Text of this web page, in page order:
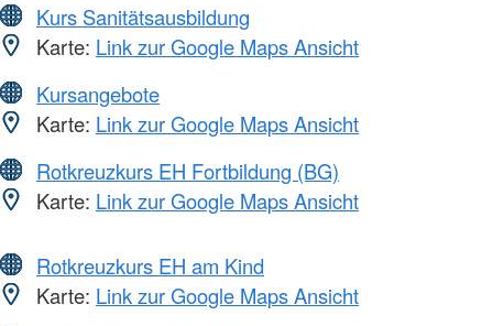
Kurs Sanitätsausbildung
Karte: Link zur Google Maps Ansicht
Kursangebote
Karte: Link zur Google Maps Ansicht
Rotkreuzkurs EH Fortbildung (BG)
Karte: Link zur Google Maps Ansicht
Rotkreuzkurs EH am Kind
Karte: Link zur Google Maps Ansicht